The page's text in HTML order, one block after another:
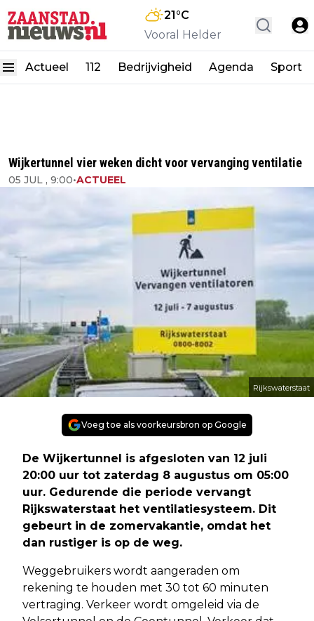
21°C
Vooral Helder
Actueel 112 Bedrijvigheid Agenda Sport
Wijkertunnel vier weken dicht voor vervanging ventilatie
05 JUL , 9:00•ACTUEEL
Rijkswaterstaat
Voeg toe als voorkeursbron op Google
De Wijkertunnel is afgesloten van 12 juli
20:00 uur tot zaterdag 8 augustus om 05:00
uur. Gedurende die periode vervangt
Rijkswaterstaat het ventilatiesysteem. Dit
gebeurt in de zomervakantie, omdat het
dan rustiger is op de weg.
Weggebruikers wordt aangeraden om
rekening te houden met 30 tot 60 minuten
vertraging. Verkeer wordt omgeleid via de